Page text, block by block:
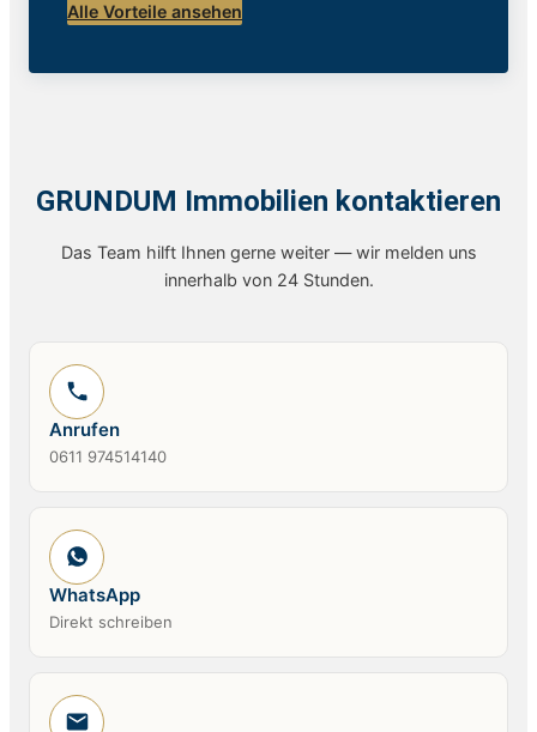
Alle Vorteile ansehen
GRUNDUM Immobilien kontaktieren
Das Team hilft Ihnen gerne weiter — wir melden uns
innerhalb von 24 Stunden.
Anrufen
0611 974514140
WhatsApp
Direkt schreiben